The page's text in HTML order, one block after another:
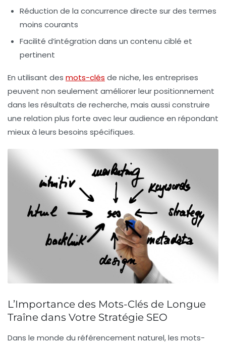
Réduction de la concurrence directe sur des termes
moins courants
Facilité d’intégration dans un contenu ciblé et
pertinent
En utilisant des mots-clés de niche, les entreprises
peuvent non seulement améliorer leurpositionnement
dans les résultats de recherche, mais aussi construire
une relation plus forte avec leur audience en répondant
mieux à leurs besoins spécifiques.
L’Importance des Mots-Clés de Longue
Traîne dans Votre Stratégie SEO
Dans le monde du référencement naturel, les mots-